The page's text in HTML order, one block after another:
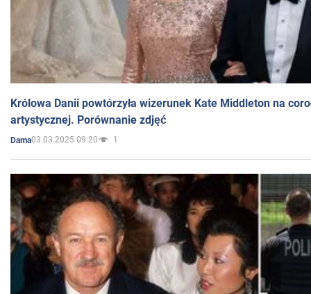
Królowa Danii powtórzyła wizerunek Kate Middleton na
artystycznej. Porównanie zdjęć
Dama03.03.2025 09:20 1